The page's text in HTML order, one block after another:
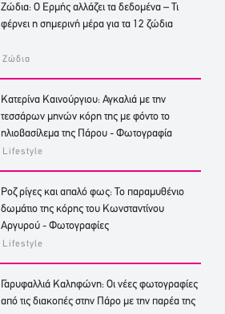
Ζώδια: Ο Ερμής αλλάζει τα δεδομένα – Τι
φέρνει η σημερινή μέρα για τα 12 ζώδια
Ζώδια
Κατερίνα Καινούργιου: Αγκαλιά με την
τεσσάρων μηνών κόρη της με φόντο το
ηλιοβασίλεμα της Πάρου - Φωτογραφία
Lifestyle
Ροζ ρίγες και απαλό φως: Το παραμυθένιο
δωμάτιο της κόρης του Κωνσταντίνου
Αργυρού - Φωτογραφίες
Lifestyle
Γαρυφαλλιά Καληφώνη: Οι νέες φωτογραφίες
από τις διακοπές στην Πάρο με την παρέα της